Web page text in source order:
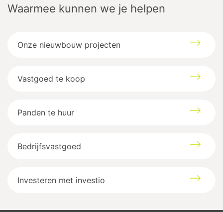
Waarmee kunnen we je helpen
Onze nieuwbouw projecten
Vastgoed te koop
Panden te huur
Bedrijfsvastgoed
Investeren met investio